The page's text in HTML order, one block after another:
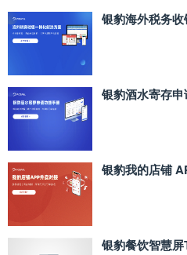
银豹海外税务
银豹酒水寄存
银豹我的店铺
银豹餐饮智慧